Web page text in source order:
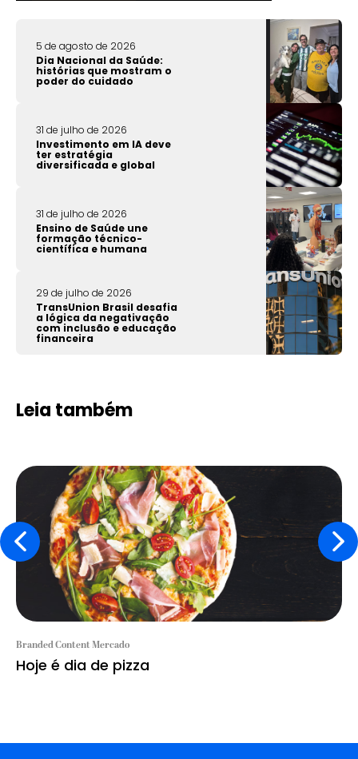
5 de agosto de 2026
Dia Nacional da Saúde:
histórias que mostram o
poder do cuidado
31 de julho de 2026
Investimento em IA deve
ter estratégia
diversificada e global
31 de julho de 2026
Ensino de Saúde une
formação técnico-
científica e humana
29 de julho de 2026
TransUnion Brasil desafia
a lógica da negativação
com inclusão e educação
financeira
Leia também
Branded Content Mercado
Hoje é dia de pizza